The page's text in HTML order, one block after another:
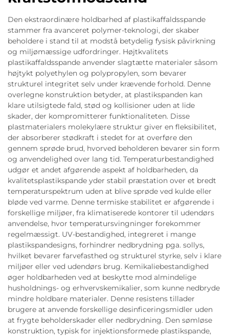
Den ekstraordinære holdbarhed af plastikaffaldsspande
stammer fra avanceret polymer-teknologi, der skaber
beholdere i stand til at modstå betydelig fysisk påvirkning
og miljømæssige udfordringer. Højtkvalitets
plastikaffaldsspande anvender slagtætte materialer såsom
højtykt polyethylen og polypropylen, som bevarer
strukturel integritet selv under krævende forhold. Denne
overlegne konstruktion betyder, at plastikspanden kan
klare utilsigtede fald, stød og kollisioner uden at lide
skader, der kompromitterer funktionaliteten. Disse
plastmaterialers molekylære struktur giver en fleksibilitet,
der absorberer stødkraft i stedet for at overføre den
gennem sprøde brud, hvorved beholderen bevarer sin form
og anvendelighed over lang tid. Temperaturbestandighed
udgør et andet afgørende aspekt af holdbarheden, da
kvalitetsplastikspande yder stabil præstation over et bredt
temperaturspektrum uden at blive sprøde ved kulde eller
bløde ved varme. Denne termiske stabilitet er afgørende i
forskellige miljøer, fra klimatiserede kontorer til udendørs
anvendelse, hvor temperatursvingninger forekommer
regelmæssigt. UV-bestandighed, integreret i mange
plastikspandesigns, forhindrer nedbrydning pga. sollys,
hvilket bevarer farvefasthed og strukturel styrke, selv i klare
miljøer eller ved udendørs brug. Kemikaliebestandighed
øger holdbarheden ved at beskytte mod almindelige
husholdnings- og erhvervskemikalier, som kunne nedbryde
mindre holdbare materialer. Denne resistens tillader
brugere at anvende forskellige desinficeringsmidler uden
at frygte beholderskader eller nedbrydning. Den sømløse
konstruktion, typisk for injektionsformede plastikspande,